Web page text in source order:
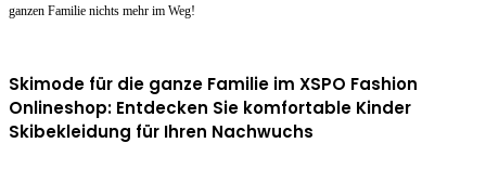
ganzen Familie nichts mehr im Weg!
Skimode für die ganze Familie im XSPO Fashion
Onlineshop: Entdecken Sie komfortable Kinder
Skibekleidung für Ihren Nachwuchs